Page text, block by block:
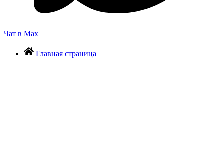
Чат в Max
Главная страница